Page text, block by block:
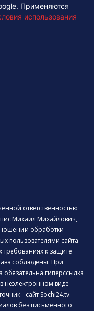
Применяются
использования
ответственностью
Михаил Михайлович,
обработки
пользователями сайта
требованиях к защите
соблюдены. При
гиперссылка
неэлектронном виде
- сайт Sochi24.tv.
без письменного